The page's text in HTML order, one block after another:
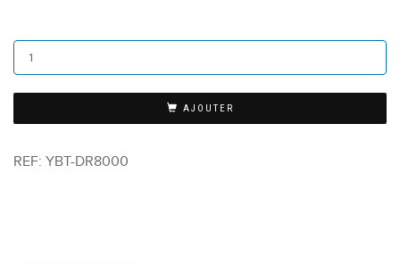
AJOUTER
REF: YBT-DR8000